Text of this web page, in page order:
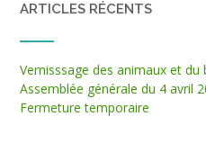
ARTICLES RÉCENTS
Vernisssage des animaux et
Assemblée générale du 4 avril
Fermeture temporaire